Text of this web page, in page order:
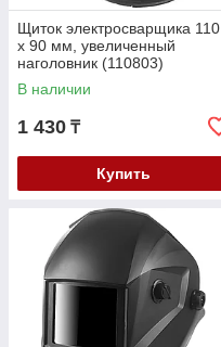
Щиток электросварщика 110
х 90 мм, увеличенный
наголовник (110803)
В наличии
1 430 ₸
Купить